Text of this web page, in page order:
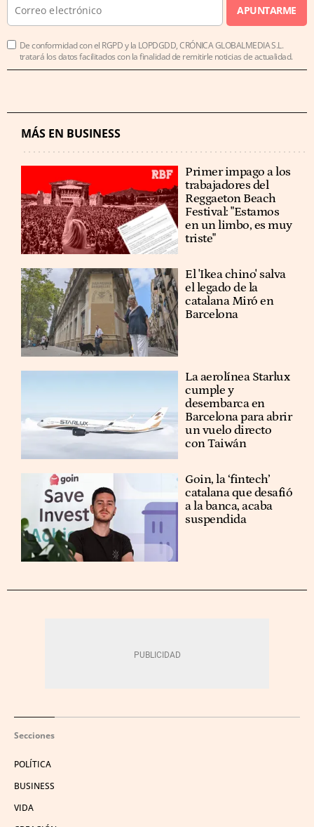
APUNTARME
De conformidad con el RGPD y la LOPDGDD, CRÓNICA GLOBALMEDIA S.L.
tratará los datos facilitados con la finalidad de remitirle noticias de actualidad.
MÁS EN BUSINESS
Primer impago a los
trabajadores del
Reggaeton Beach
Festival: "Estamos
en un limbo, es muy
triste"
El 'Ikea chino' salva
el legado de la
catalana Miró en
Barcelona
La aerolínea Starlux
cumple y
desembarca en
Barcelona para abrir
un vuelo directo
con Taiwán
Goin, la ‘fintech’
catalana que desafió
a la banca, acaba
suspendida
Secciones
POLÍTICA
BUSINESS
VIDA